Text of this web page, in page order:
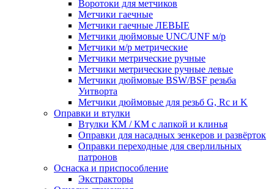
Воротоки для метчиков
Метчики гаечные
Метчики гаечные ЛЕВЫЕ
Метчики дюймовые UNC/UNF м/р
Метчики м/р метрические
Метчики метрические ручные
Метчики метрические ручные левые
Метчики дюймовые BSW/BSF резьба
Уитворта
Метчики дюймовые для резьб G, Rc и K
Оправки и втулки
Втулки КМ / КМ с лапкой и клинья
Оправки для насадных зенкеров и развёрток
Оправки переходные для сверлильных
патронов
Оснаска и приспособление
Экстракторы